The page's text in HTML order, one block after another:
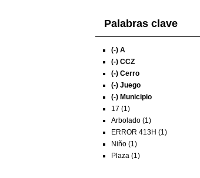
Palabras clave
(-) A
(-) CCZ
(-) Cerro
(-) Juego
(-) Municipio
17 (1)
Arbolado (1)
ERROR 413H (1)
Niño (1)
Plaza (1)